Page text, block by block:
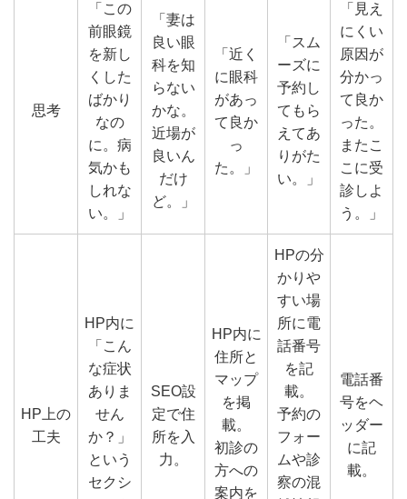
思考
「この
前眼鏡
を新し
くした
ばかり
なの
に。病
気かも
しれな
い。」
「妻は
良い眼
科を知
らない
かな。
近場が
良いん
だけ
ど。」
「近く
に眼科
があっ
て良か
っ
た。」
「スム
ーズに
予約し
てもら
えてあ
りがた
い。」
「見え
にくい
原因が
分かっ
て良か
った。
またこ
こに受
診しよ
う。」
HP上の
工夫
HP内に
「こん
な症状
ありま
せん
か？」
という
セクシ
SEO設
定で住
所を入
力。
HP内に
住所と
マップ
を掲
載。
初診の
方への
案内を
HPの分
かりや
すい場
所に電
話番号
を記
載。
予約の
フォー
ムや診
察の混
電話番
号をヘ
ッダー
に記
載。